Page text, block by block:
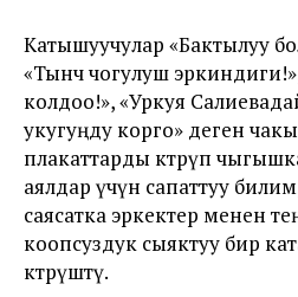
Катышуучулар «Бактылуу
«Тынч чогулуш
колдоо!», «Уркуя
укугуңду корго» деген
плакаттарды көтөрүп
аялдар үчүн сапаттуу
саясатка эркектер менен
коопсуздук сыяктуу бир
көтөрүштү.